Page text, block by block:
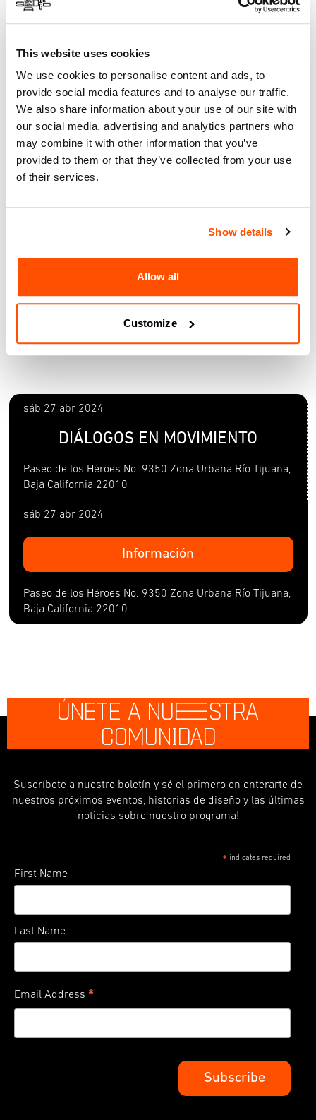
This website uses cookies
We use cookies to personalise content and ads, to
provide social media features and to analyse our traffic.
We also share information about your use of our site with
our social media, advertising and analytics partners who
may combine it with other information that you’ve
provided to them or that they’ve collected from your use
of their services.
Show details
Allow all
Customize
interpretadas por la compañía Grupo de Danza Minerva Tapia
Danza Gloria Campobello. La charla será realizada por
Minerva Tapia, Jean Isaacs y George Willis.
Location: Paseo de los Héroes No. 9350 Zona Urbana Río
Tijuana, Baja California 22010
SÁBADO 27 de abril: Sala Federico Campbell a las 5:30 PM.
Evento: Función de Danza-Charla.
Tema de conversación: Colaboraciones binacionales de
Danza Minerva Tapia, y alumnas de la licenciatura en danza
Duración del evento: 1:00 hora – aproximadamente.
www.minervatapia.net
https://www.facebook.com/minerva.tapia.3
sáb 27 abr 2024
DIÁLOGOS EN MOVIMIENTO
Paseo de los Héroes No. 9350 Zona Urbana Río Tijuana,
Baja California 22010
sáb 27 abr 2024
Información
Paseo de los Héroes No. 9350 Zona Urbana Río Tijuana,
Baja California 22010
ÚNETE A NUESTRA
COMUNIDAD
Suscríbete a nuestro boletín y sé el primero en enterarte de
nuestros próximos eventos, historias de diseño y las últimas
noticias sobre nuestro programa!
* indicates required
First Name
Last Name
Email Address *